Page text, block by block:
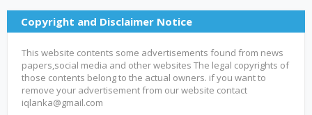
Copyright and Disclaimer Notice
This website contents some advertisements found from news
papers,social media and other websites The legal copyrights of
those contents belong to the actual owners. if you want to
remove your advertisement from our website contact
iqlanka@gmail.com